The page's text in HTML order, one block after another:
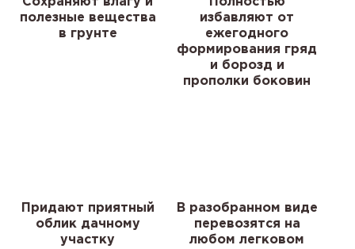
полезные вещества
в грунте
избавляют от
ежегодного
формирования гряд
и борозд и
прополки боковин
Придают приятный
облик дачному
участку
В разобранном виде
перевозятся на
любом легковом